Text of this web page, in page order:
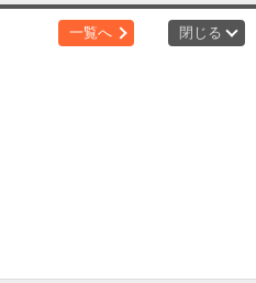
一覧へ 閉じる